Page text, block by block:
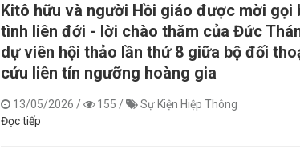
Kitô hữu và người Hồi giáo được mời gọi
tình liên đới - lời chào thăm của Đức
dự viên hội thảo lần thứ 8 giữa bộ đối
cứu liên tín ngưỡng hoàng gia
13/05/2026 / 155 /
Sự Kiện Hiệp Thông
Đọc tiếp